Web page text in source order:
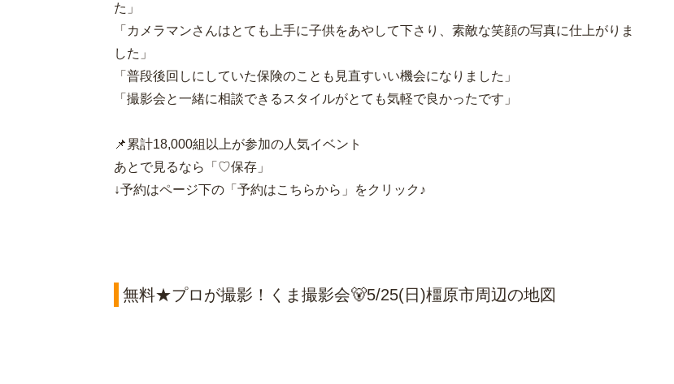
た」
「カメラマンさんはとても上手に子供をあやして下さり、素敵な笑顔の写真に仕上がりま
した」
「普段後回しにしていた保険のことも見直すいい機会になりました」
「撮影会と一緒に相談できるスタイルがとても気軽で良かったです」
📌累計18,000組以上が参加の人気イベント
あとで見るなら「♡保存」
↓予約はページ下の「予約はこちらから」をクリック♪
無料★プロが撮影！くま撮影会🐻5/25(日)橿原市周辺の地図